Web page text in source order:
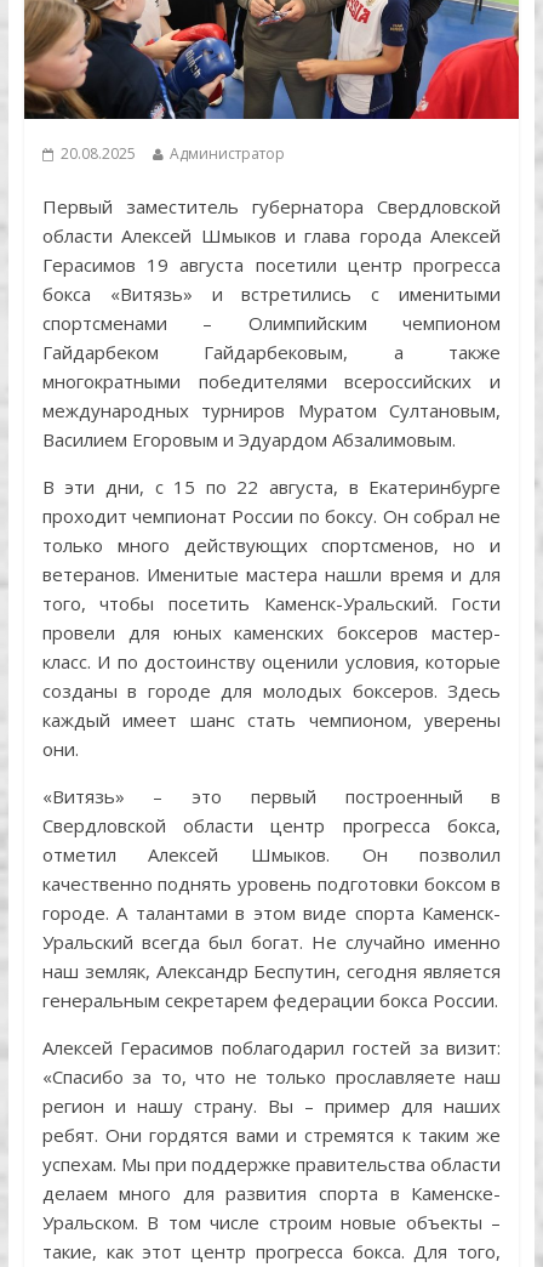
20.08.2025 Администратор
Первый заместитель губернатора Свердловской
области Алексей Шмыков и глава города Алексей
Герасимов 19 августа посетили центр прогресса
бокса «Витязь» и встретились с именитыми
спортсменами – Олимпийским чемпионом
Гайдарбеком Гайдарбековым, а также
многократными победителями всероссийских и
международных турниров Муратом Султановым,
Василием Егоровым и Эдуардом Абзалимовым.
В эти дни, с 15 по 22 августа, в Екатеринбурге
проходит чемпионат России по боксу. Он собрал не
только много действующих спортсменов, но и
ветеранов. Именитые мастера нашли время и для
того, чтобы посетить Каменск-Уральский. Гости
провели для юных каменских боксеров мастер-
класс. И по достоинству оценили условия, которые
созданы в городе для молодых боксеров. Здесь
каждый имеет шанс стать чемпионом, уверены
они.
«Витязь» – это первый построенный в
Свердловской области центр прогресса бокса,
отметил Алексей Шмыков. Он позволил
качественно поднять уровень подготовки боксом в
городе. А талантами в этом виде спорта Каменск-
Уральский всегда был богат. Не случайно именно
наш земляк, Александр Беспутин, сегодня является
генеральным секретарем федерации бокса России.
Алексей Герасимов поблагодарил гостей за визит:
«Спасибо за то, что не только прославляете наш
регион и нашу страну. Вы – пример для наших
ребят. Они гордятся вами и стремятся к таким же
успехам. Мы при поддержке правительства области
делаем много для развития спорта в Каменске-
Уральском. В том числе строим новые объекты –
такие, как этот центр прогресса бокса. Для того,